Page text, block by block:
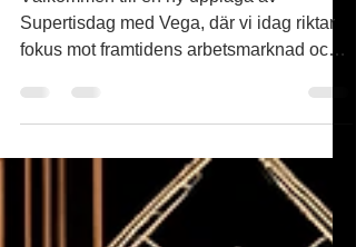
Välkommen till en ny upplaga av
Supertisdag med Vega, där vi idag riktar